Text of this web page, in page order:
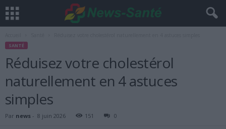
SANTÉ
Réduisez votre cholestérol
naturellement en 4 astuces
simples
Par news - 8 juin 2026 151 0